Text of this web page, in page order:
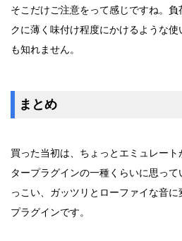
そこだけご注意をって感じですね。
クに薄く味付け程度にかけるような
も知れません。
まとめ
買った当初は、ちょっとエミュレー
タープラグインの一種くらいに思っ
っこい、ガッツリとローファイな音
プラグインです。